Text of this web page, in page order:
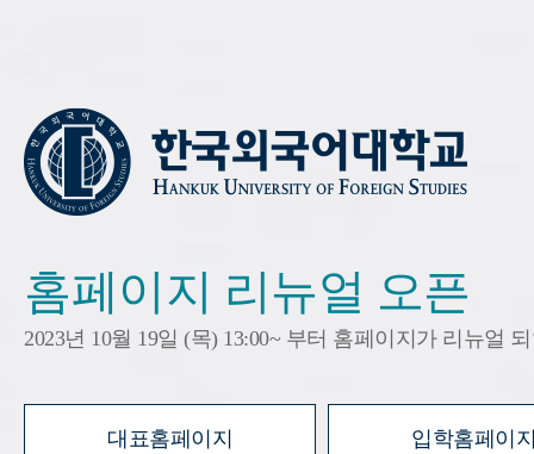
홈페이지 리뉴얼 오픈
2023년 10월 19일 (목) 13:00~ 부터 홈페이지가 리뉴얼
대표홈페이지 입학홈페이